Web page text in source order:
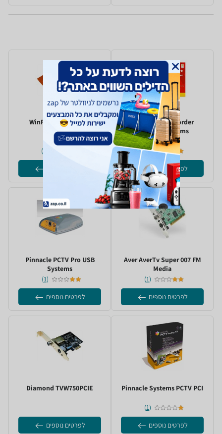
Dazzle DVD Recorder
(
2
)
לפרטים נוספים
WinFast PalmTop TV
‏Leadtek
)
AverTv Super 007 FM ‏Aver
Media
(
1
)
לפרטים נוספים
PCTV Pro USB ‏Pinnacle
Systems
(
1
)
לפרטים נוספים
PCTV PCI ‏Pinnacle Systems
(
1
)
לפרטים נוספים
TVW750PCIE ‏Diamond
לפרטים נוספים